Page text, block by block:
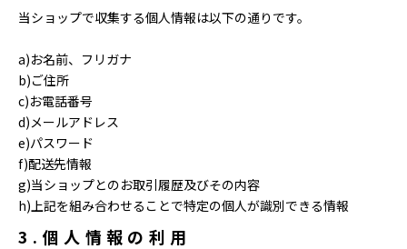
当ショップで収集する個人情報は以下の通りです。
a)お名前、フリガナ
b)ご住所
c)お電話番号
d)メールアドレス
e)パスワード
f)配送先情報
g)当ショップとのお取引履歴及びその内容
h)上記を組み合わせることで特定の個人が識別できる情報
3.個人情報の利用